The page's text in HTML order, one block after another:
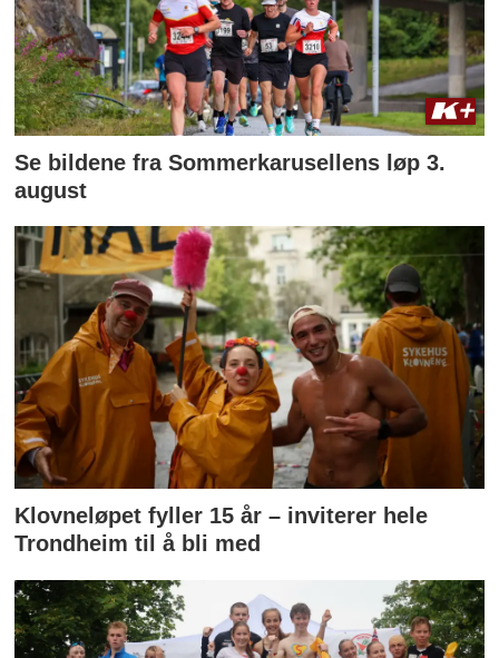
Se bildene fra Sommerkarusellens løp 3.
august
Klovneløpet fyller 15 år – inviterer hele
Trondheim til å bli med